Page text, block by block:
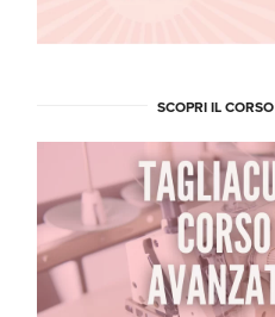
SCOPRI IL CORSO